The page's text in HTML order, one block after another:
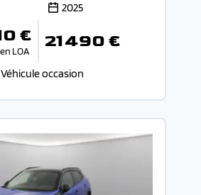
2025
€
LOA 21 490 €
Véhicule occasion